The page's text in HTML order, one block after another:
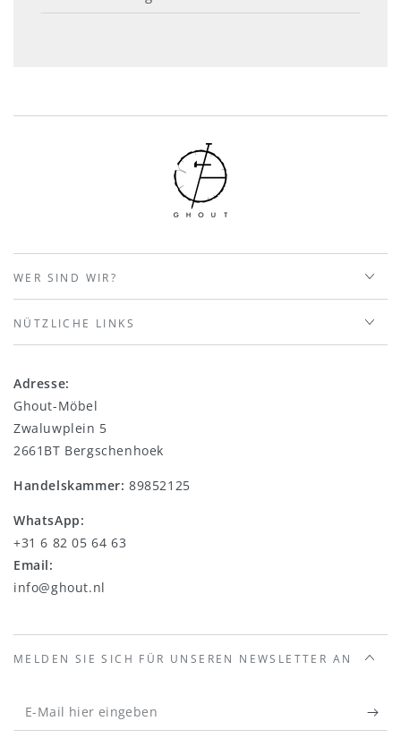
Mail
WER SIND WIR?
NÜTZLICHE LINKS
Adresse:
Ghout-Möbel
Zwaluwplein 5
2661BT Bergschenhoek
Handelskammer: 89852125
WhatsApp:
+31 6 82 05 64 63
Email:
info@ghout.nl
MELDEN SIE SICH FÜR UNSEREN NEWSLETTER AN
E-